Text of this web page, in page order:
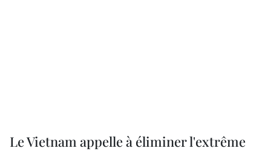
Le Vietnam appelle à éliminer l'extrême